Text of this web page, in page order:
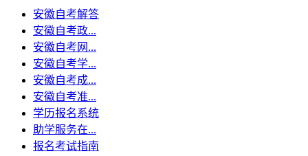
安徽自考解答
安徽自考政...
安徽自考网...
安徽自考学...
安徽自考成...
安徽自考准...
学历报名系统
助学服务在...
报名考试指南